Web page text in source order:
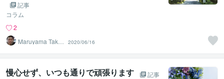
記事
コラム
2
Maruyama Take
2020/06/16
慢心せず、いつも通りで頑張ります
記事